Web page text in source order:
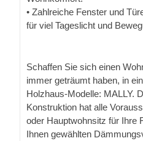
• Zahlreiche Fenster und
für viel Tageslicht und
Schaffen Sie sich einen
immer geträumt haben, in
Holzhaus-Modelle: MALLY.
Konstruktion hat alle
oder Hauptwohnsitz für Ihre
Ihnen gewählten